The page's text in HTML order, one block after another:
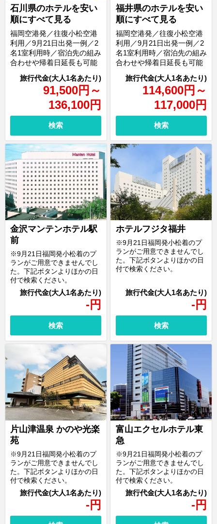
石川県のホテルを安い
順にすべて見る
91,500円 ～
136,100円
福岡空港発／往復小松空港
利用／9月21日出発一例／2
名1室利用時／宿泊先の組み
合わせや帰着日延長も可能
検索
福井県のホテルを安い
順にすべて見る
114,600円 ～
117,000円
福岡空港発／往復小松空港
利用／9月21日出発一例／2
名1室利用時／宿泊先の組み
合わせや帰着日延長も可能
検索
金沢マンテンホテル駅
前
- 円
※9月21日福岡発小松着のプ
ランがご用意できませんでし
た。下記ボタンよりほかの日
付で検索ください。
検索
ホテルフジタ福井
- 円
※9月21日福岡発小松着のプ
ランがご用意できませんでし
た。下記ボタンよりほかの日
付で検索ください。
検索
片山津温泉 かのや光楽
苑
- 円
※9月21日福岡発小松着のプ
ランがご用意できませんでし
た。下記ボタンよりほかの日
付で検索ください。
富山エクセルホテル東
急
- 円
※9月21日福岡発小松着のプ
ランがご用意できませんでし
た。下記ボタンよりほかの日
付で検索ください。